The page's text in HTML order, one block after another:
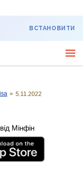
ВСТАНОВИТИ
» 5.11.2022
Мінфін